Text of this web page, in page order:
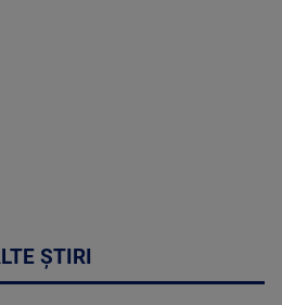
ȘTIRI